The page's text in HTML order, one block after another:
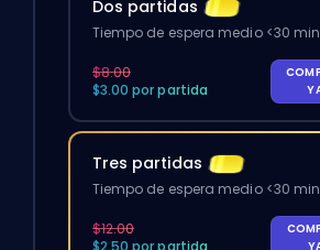
Dos partidas
Tiempo de espera medio <30
$8.00
$3.00 por partida
Tres partidas
Tiempo de espera medio <30
$12.00